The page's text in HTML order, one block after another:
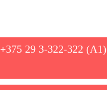
+375 29 3-322-322 (А1)